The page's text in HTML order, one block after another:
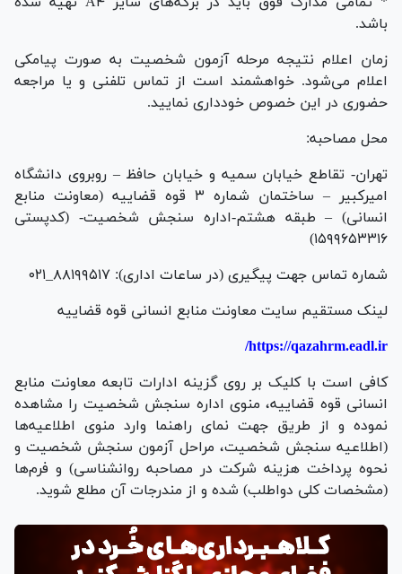
باشد.
زمان اعلام نتیجه مرحله آزمون شخصیت به صورت پیامکی
اعلام می‌شود. خواهشمند است از تماس تلفنی و یا مراجعه
حضوری در این خصوص خودداری نمایید.
محل مصاحبه:
تهران- تقاطع خیابان سمیه و خیابان حافظ – روبروی دانشگاه
امیرکبیر – ساختمان شماره ۳ قوه قضاییه (معاونت منابع
انسانی) – طبقه هشتم-اداره سنجش شخصیت- (کدپستی
۱۵۹۹۶۵۳۳۱۶)
شماره تماس جهت پیگیری (در ساعات اداری): ۸۸۱۹۹۵۱۷_۰۲۱
لینک مستقیم سایت معاونت منابع انسانی قوه قضاییه
https://qazahrm.eadl.ir/
کافی است با کلیک بر روی گزینه ادارات تابعه معاونت منابع
انسانی قوه قضاییه، منوی اداره سنجش شخصیت را مشاهده
نموده و از طریق جهت نمای راهنما وارد منوی اطلاعیه‌ها
(اطلاعیه سنجش شخصیت، مراحل آزمون سنجش شخصیت و
نحوه پرداخت هزینه شرکت در مصاحبه روانشناسی) و فرم‌ها
(مشخصات کلی دواطلب) شده و از مندرجات آن مطلع شوید.